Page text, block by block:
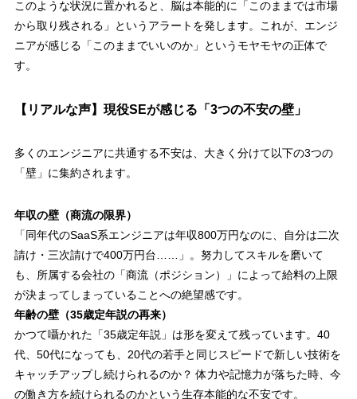
このような状況に置かれると、脳は本能的に「このままでは市場
から取り残される」というアラートを発します。これが、エンジ
ニアが感じる「このままでいいのか」というモヤモヤの正体で
す。
【リアルな声】現役SEが感じる「3つの不安の壁」
多くのエンジニアに共通する不安は、大きく分けて以下の3つの
「壁」に集約されます。
年収の壁（商流の限界）
「同年代のSaaS系エンジニアは年収800万円なのに、自分は二次
請け・三次請けで400万円台……」。努力してスキルを磨いて
も、所属する会社の「商流（ポジション）」によって給料の上限
が決まってしまっていることへの絶望感です。
年齢の壁（35歳定年説の再来）
かつて囁かれた「35歳定年説」は形を変えて残っています。40
代、50代になっても、20代の若手と同じスピードで新しい技術を
キャッチアップし続けられるのか？ 体力や記憶力が落ちた時、今
の働き方を続けられるのかという生存本能的な不安です。